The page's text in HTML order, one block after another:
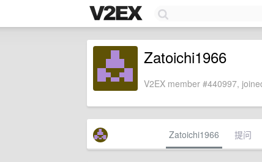
Zatoichi1966
V2EX member #440997,
Zatoichi1966 提问